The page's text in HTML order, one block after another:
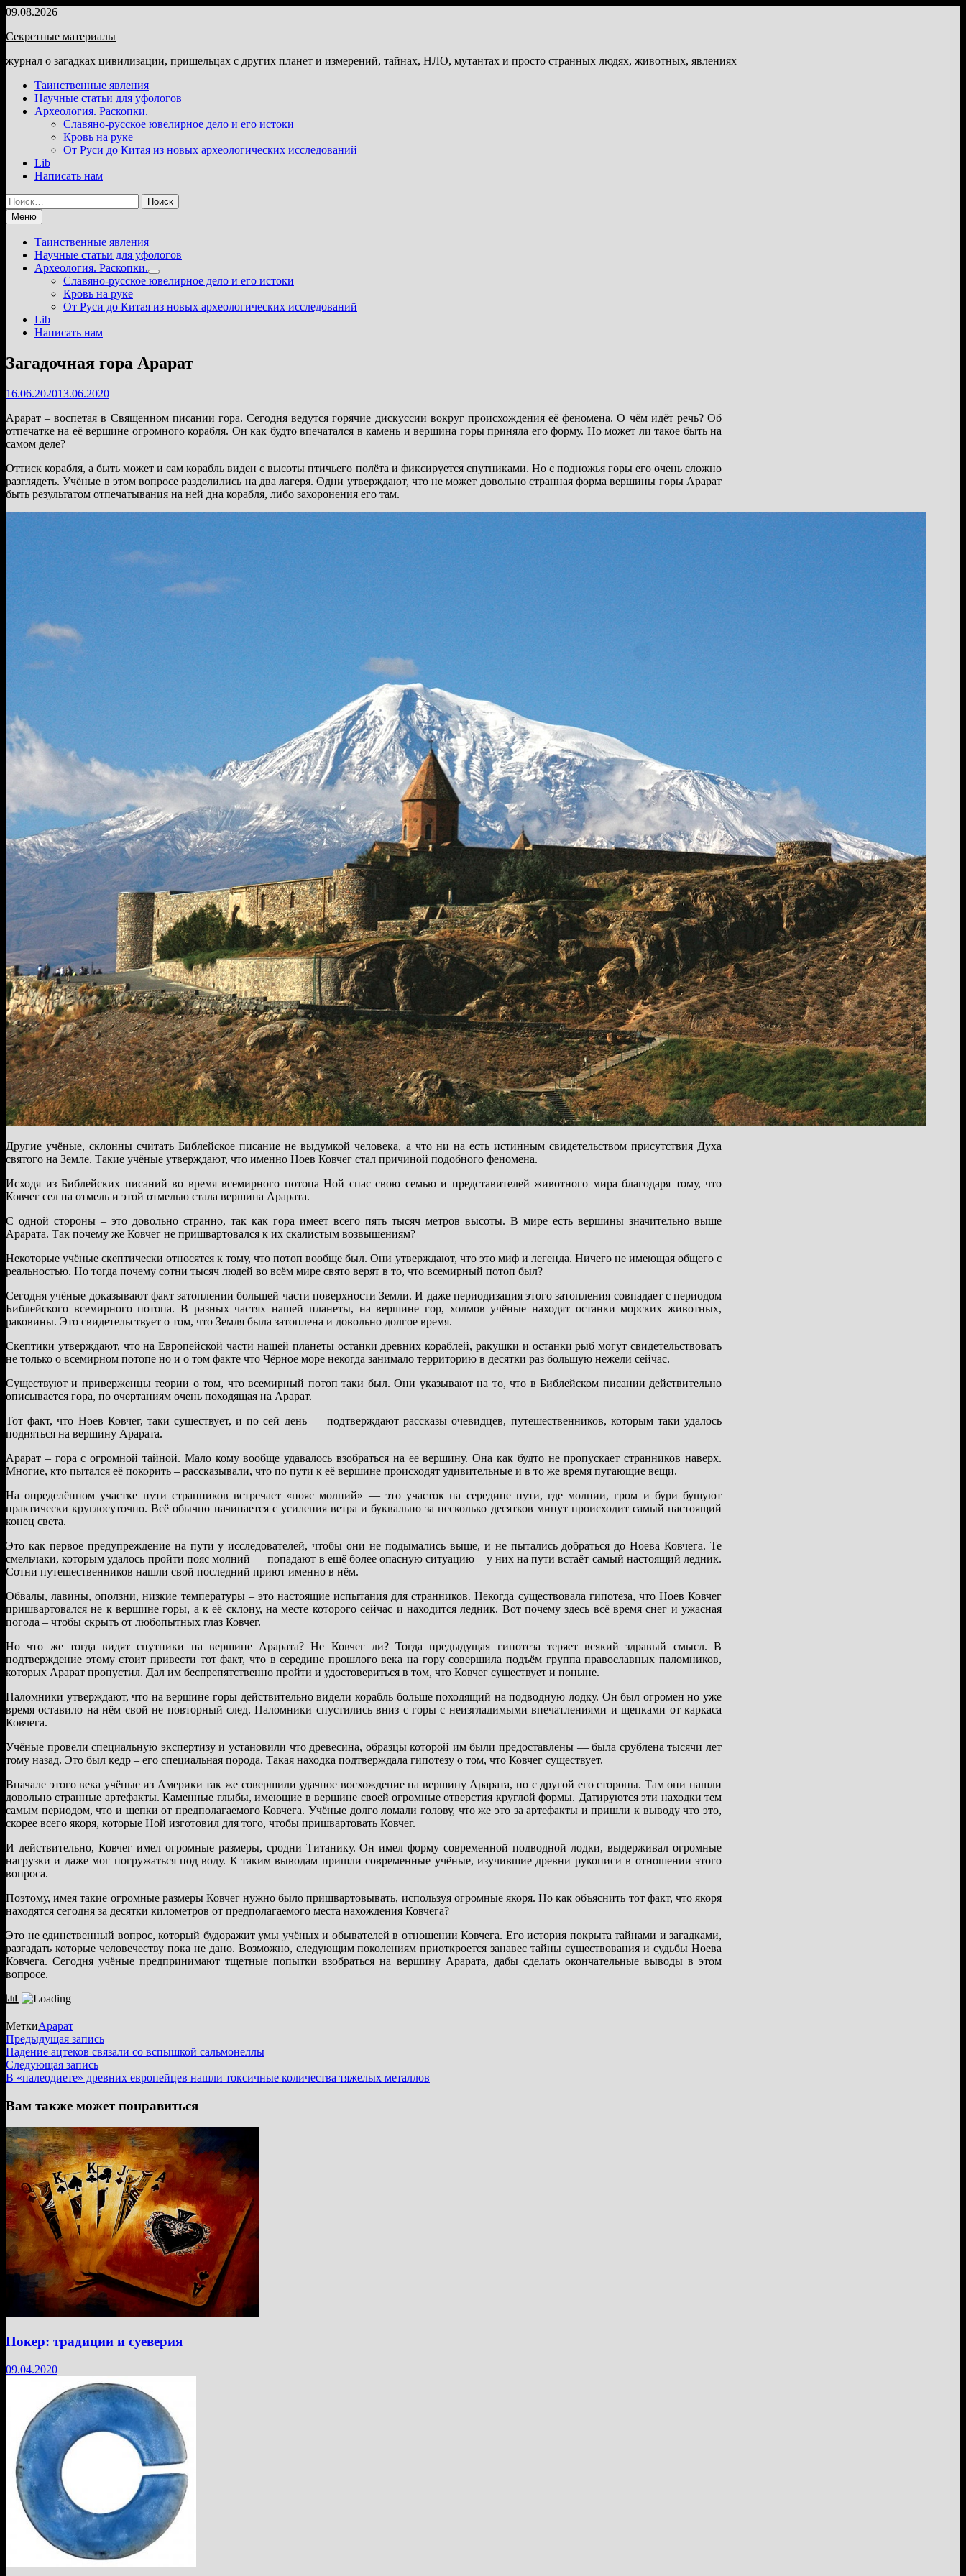
Перейти
содержимому
09.08.2026
Секретные материалы
журнал о загадках цивилизации, пришельцах с других планет и измерений, тайнах, НЛО, мутантах и просто странных людях, животных, явлениях
Таинственные явления
Научные статьи для уфологов
Археология. Раскопки.
Славяно-русское ювелирное дело и его истоки
Кровь на руке
От Руси до Китая из новых археологических исследований
Lib
Написать нам
Найти:
Меню
Таинственные явления
Научные статьи для уфологов
Археология. Раскопки.
Показать
подменю
Славяно-русское ювелирное дело и его истоки
Кровь на руке
От Руси до Китая из новых археологических исследований
Lib
Написать нам
Загадочная гора Арарат
16.06.202013.06.2020
Арарат – воспетая в Священном писании гора. Сегодня ведутся горячие дискуссии вокруг происхождения её феномена. О чём идёт речь? Об
отпечатке на её вершине огромного корабля. Он как будто впечатался в камень и вершина горы приняла его форму. Но может ли такое быть на
самом деле?
Оттиск корабля, а быть может и сам корабль виден с высоты птичьего полёта и фиксируется спутниками. Но с подножья горы его очень сложно
разглядеть. Учёные в этом вопросе разделились на два лагеря. Одни утверждают, что не может довольно странная форма вершины горы Арарат
быть результатом отпечатывания на ней дна корабля, либо захоронения его там.
Другие учёные, склонны считать Библейское писание не выдумкой человека, а что ни на есть истинным свидетельством присутствия Духа
святого на Земле. Такие учёные утверждают, что именно Ноев Ковчег стал причиной подобного феномена.
Исходя из Библейских писаний во время всемирного потопа Ной спас свою семью и представителей животного мира благодаря тому, что
Ковчег сел на отмель и этой отмелью стала вершина Арарата.
С одной стороны – это довольно странно, так как гора имеет всего пять тысяч метров высоты. В мире есть вершины значительно выше
Арарата. Так почему же Ковчег не пришвартовался к их скалистым возвышениям?
Некоторые учёные скептически относятся к тому, что потоп вообще был. Они утверждают, что это миф и легенда. Ничего не имеющая общего с
реальностью. Но тогда почему сотни тысяч людей во всём мире свято верят в то, что всемирный потоп был?
Сегодня учёные доказывают факт затоплении большей части поверхности Земли. И даже периодизация этого затопления совпадает с периодом
Библейского всемирного потопа. В разных частях нашей планеты, на вершине гор, холмов учёные находят останки морских животных,
раковины. Это свидетельствует о том, что Земля была затоплена и довольно долгое время.
Скептики утверждают, что на Европейской части нашей планеты останки древних кораблей, ракушки и останки рыб могут свидетельствовать
не только о всемирном потопе но и о том факте что Чёрное море некогда занимало территорию в десятки раз большую нежели сейчас.
Существуют и приверженцы теории о том, что всемирный потоп таки был. Они указывают на то, что в Библейском писании действительно
описывается гора, по очертаниям очень походящая на Арарат.
Тот факт, что Ноев Ковчег, таки существует, и по сей день — подтверждают рассказы очевидцев, путешественников, которым таки удалось
подняться на вершину Арарата.
Арарат – гора с огромной тайной. Мало кому вообще удавалось взобраться на ее вершину. Она как будто не пропускает странников наверх.
Многие, кто пытался её покорить – рассказывали, что по пути к её вершине происходят удивительные и в то же время пугающие вещи.
На определённом участке пути странников встречает «пояс молний» — это участок на середине пути, где молнии, гром и бури бушуют
практически круглосуточно. Всё обычно начинается с усиления ветра и буквально за несколько десятков минут происходит самый настоящий
конец света.
Это как первое предупреждение на пути у исследователей, чтобы они не подымались выше, и не пытались добраться до Ноева Ковчега. Те
смельчаки, которым удалось пройти пояс молний — попадают в ещё более опасную ситуацию – у них на пути встаёт самый настоящий ледник.
Сотни путешественников нашли свой последний приют именно в нём.
Обвалы, лавины, оползни, низкие температуры – это настоящие испытания для странников. Некогда существовала гипотеза, что Ноев Ковчег
пришвартовался не к вершине горы, а к её склону, на месте которого сейчас и находится ледник. Вот почему здесь всё время снег и ужасная
погода – чтобы скрыть от любопытных глаз Ковчег.
Но что же тогда видят спутники на вершине Арарата? Не Ковчег ли? Тогда предыдущая гипотеза теряет всякий здравый смысл. В
подтверждение этому стоит привести тот факт, что в середине прошлого века на гору совершила подъём группа православных паломников,
которых Арарат пропустил. Дал им беспрепятственно пройти и удостовериться в том, что Ковчег существует и поныне.
Паломники утверждают, что на вершине горы действительно видели корабль больше походящий на подводную лодку. Он был огромен но уже
время оставило на нём свой не повторный след. Паломники спустились вниз с горы с неизгладимыми впечатлениями и щепками от каркаса
Ковчега.
Учёные провели специальную экспертизу и установили что древесина, образцы которой им были предоставлены — была срублена тысячи лет
тому назад. Это был кедр – его специальная порода. Такая находка подтверждала гипотезу о том, что Ковчег существует.
Вначале этого века учёные из Америки так же совершили удачное восхождение на вершину Арарата, но с другой его стороны. Там они нашли
довольно странные артефакты. Каменные глыбы, имеющие в вершине своей огромные отверстия круглой формы. Датируются эти находки тем
самым периодом, что и щепки от предполагаемого Ковчега. Учёные долго ломали голову, что же это за артефакты и пришли к выводу что это,
скорее всего якоря, которые Ной изготовил для того, чтобы пришвартовать Ковчег.
И действительно, Ковчег имел огромные размеры, сродни Титанику. Он имел форму современной подводной лодки, выдерживал огромные
нагрузки и даже мог погружаться под воду. К таким выводам пришли современные учёные, изучившие древни рукописи в отношении этого
вопроса.
Поэтому, имея такие огромные размеры Ковчег нужно было пришвартовывать, используя огромные якоря. Но как объяснить тот факт, что якоря
находятся сегодня за десятки километров от предполагаемого места нахождения Ковчега?
Это не единственный вопрос, который будоражит умы учёных и обывателей в отношении Ковчега. Его история покрыта тайнами и загадками,
разгадать которые человечеству пока не дано. Возможно, следующим поколениям приоткроется занавес тайны существования и судьбы Ноева
Ковчега. Сегодня учёные предпринимают тщетные попытки взобраться на вершину Арарата, дабы сделать окончательные выводы в этом
вопросе.
МеткиАрарат
Навигация
по
записям
Предыдущая записьПредыдущая
запись:
Падение ацтеков связали со вспышкой сальмонеллы
Следующая записьСледующая
запись:
В «палеодиете» древних европейцев нашли токсичные количества тяжелых металлов
Вам также может понравиться
Покер: традиции и суеверия
09.04.2020